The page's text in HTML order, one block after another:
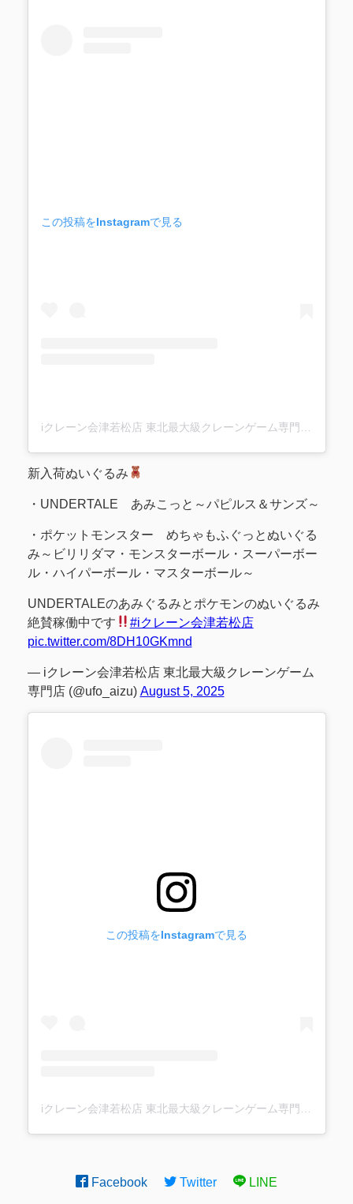
この投稿をInstagramで見る
新入荷ぬいぐるみ
・UNDERTALE あみこっと～パピルス＆サンズ～
・ポケットモンスター めちゃもふぐっとぬいぐる
み～ビリリダマ・モンスターボール・スーパーボー
ル・ハイパーボール・マスターボール～
UNDERTALEのあみぐるみとポケモンのぬいぐるみ
絶賛稼働中です
#iクレーン会津若松店
pic.twitter.com/8DH10GKmnd
— iクレーン会津若松店 東北最大級クレーンゲーム
専門店 (@ufo_aizu) August 5, 2025
この投稿をInstagramで見る
iクレーン会津若松店 東北最大級クレーンゲーム専門店(@ufo_aizu)がシェアした投稿
Facebook Twitter LINE